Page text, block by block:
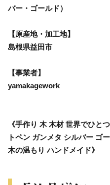
バー・ゴールド）
【原産地・加工地】
島根県益田市
【事業者】
yamakagework
《手作り 木 木材 世界でひと
トペン ガンメタ シルバー ゴ
木の温もり ハンドメイド》